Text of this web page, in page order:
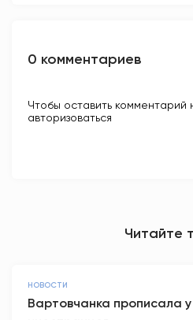
0 комментариев
Чтобы оставить комментарий
авторизоваться
Читайте
НОВОСТИ
Вартовчанка прописала у